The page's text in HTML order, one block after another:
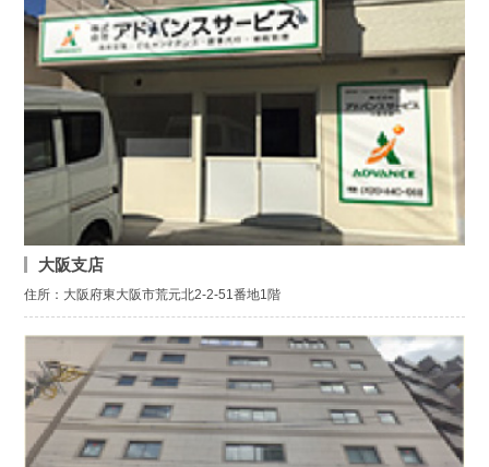
大阪支店
住所：大阪府東大阪市荒元北2-2-51番地1階